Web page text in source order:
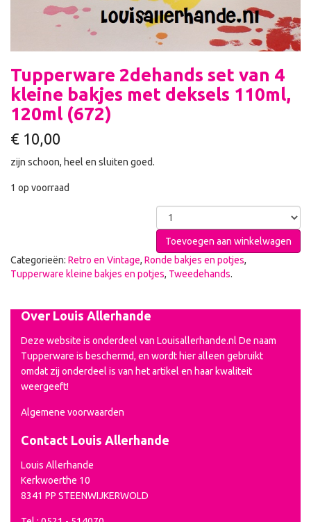
Tupperware 2dehands set van 4
kleine bakjes met deksels 110ml,
120ml (672)
€ 10,00
zijn schoon, heel en sluiten goed.
1 op voorraad
Toevoegen aan winkelwagen
Categorieën: Retro en Vintage, Ronde bakjes en potjes,
Tupperware kleine bakjes en potjes, Tweedehands.
Over Louis Allerhande
Deze website is onderdeel van Louisallerhande.nl De naam
Tupperware is beschermd, en wordt hier alleen gebruikt
omdat zij onderdeel is van het artikel en haar kwaliteit
weergeeft!
Algemene voorwaarden
Contact Louis Allerhande
Louis Allerhande
Kerkwoerthe 10
8341 PP STEENWIJKERWOLD